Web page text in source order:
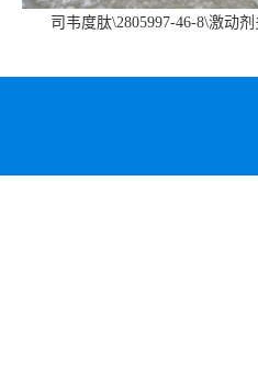
司韦度肽\2805997-46-8\激动